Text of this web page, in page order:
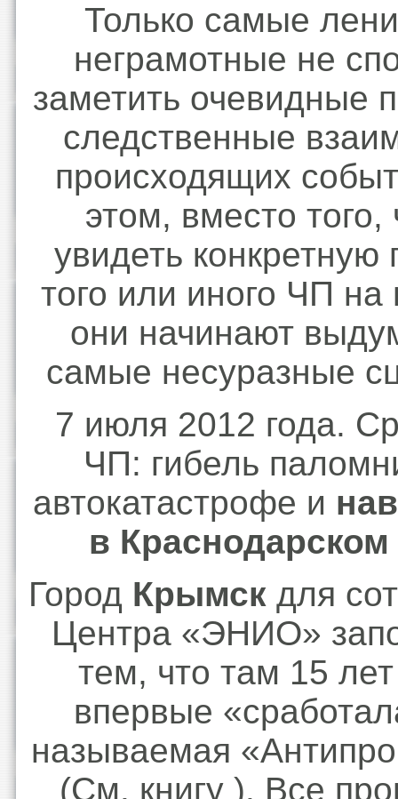
Только самые
неграмотные не
заметить очевидные
следственные
происходящих
этом, вместо того,
увидеть конкретную
того или иного ЧП на
они начинают
самые несуразные
7 июля 2012 года.
ЧП: гибель
автокатастрофе и
в Краснодарском
Город Крымск для
Центра «ЭНИО»
тем, что там 15
впервые
называемая
(См. книгу ). Все